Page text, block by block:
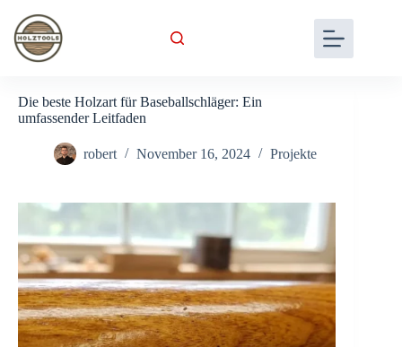
content
Die beste Holzart für Baseballschläger: Ein
umfassender Leitfaden
robert November 16, 2024 Projekte